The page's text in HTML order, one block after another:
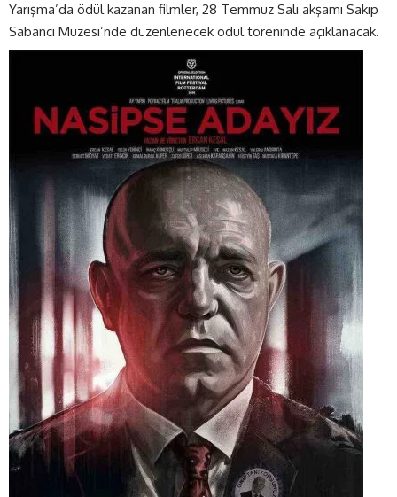
Yarışma’da ödül kazanan filmler, 28 Temmuz Salı akşamı Sakıp
Sabancı Müzesi’nde düzenlenecek ödül töreninde açıklanacak.